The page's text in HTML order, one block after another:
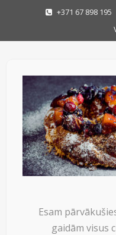
+371 67 898 195
Esam
gaidām visus